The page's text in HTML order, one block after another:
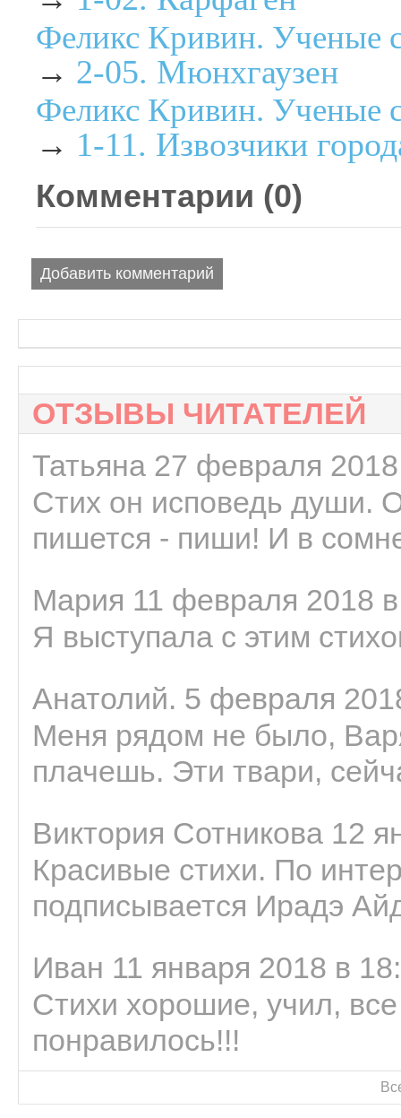
Феликс Кривин. Ученые
→ 2-05. Мюнхгаузен
Феликс Кривин. Ученые
→ 1-11. Извозчики
Комментарии (0)
Добавить комментарий
ОТЗЫВЫ ЧИТАТЕЛЕЙ
Татьяна 27 февраля
Стих он исповедь души.
пишется - пиши! И в
Мария 11 февраля 2018
Я выступала с этим
Анатолий. 5 февраля
Меня рядом не было,
плачешь. Эти твари,
Виктория Сотникова 12
Красивые стихи. По
подписывается Ирадэ
Иван 11 января 2018 в
Стихи хорошие, учил,
понравилось!!!